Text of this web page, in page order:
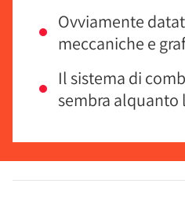
Ovviamente
meccaniche e
Il sistema di
sembra